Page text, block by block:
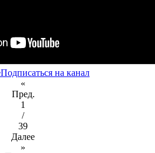
Подписаться на канал
«
Пред.
1
/
39
Далее
»